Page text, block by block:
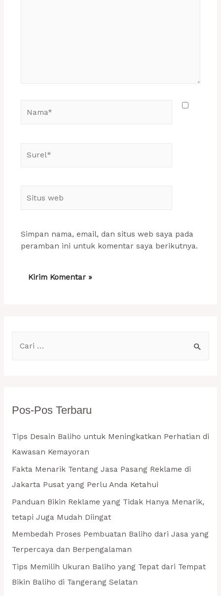
web
Simpan nama, email, dan situs web saya pada
peramban ini untuk komentar saya berikutnya.
nPos-Pos Terbaru
Tips Desain Baliho untuk Meningkatkan Perhatian di
Kawasan Kemayoran
Fakta Menarik Tentang Jasa Pasang Reklame di
Jakarta Pusat yang Perlu Anda Ketahui
Panduan Bikin Reklame yang Tidak Hanya Menarik,
tetapi Juga Mudah Diingat
Membedah Proses Pembuatan Baliho dari Jasa yang
Terpercaya dan Berpengalaman
Tips Memilih Ukuran Baliho yang Tepat dari Tempat
Bikin Baliho di Tangerang Selatan